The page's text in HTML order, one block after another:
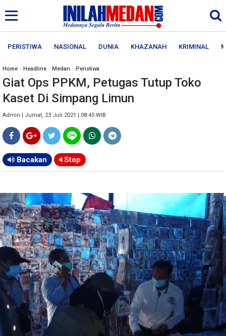
PERISTIWA NASIONAL DUNIA KHAZANAH KRIMINAL
Home » Headline » Medan » Peristiwa
Giat Ops PPKM, Petugas Tutup Toko
Kaset Di Simpang Limun
Admin | Jumat, 23 Juli 2021 | 08:45 WIB
Bacakan Stop